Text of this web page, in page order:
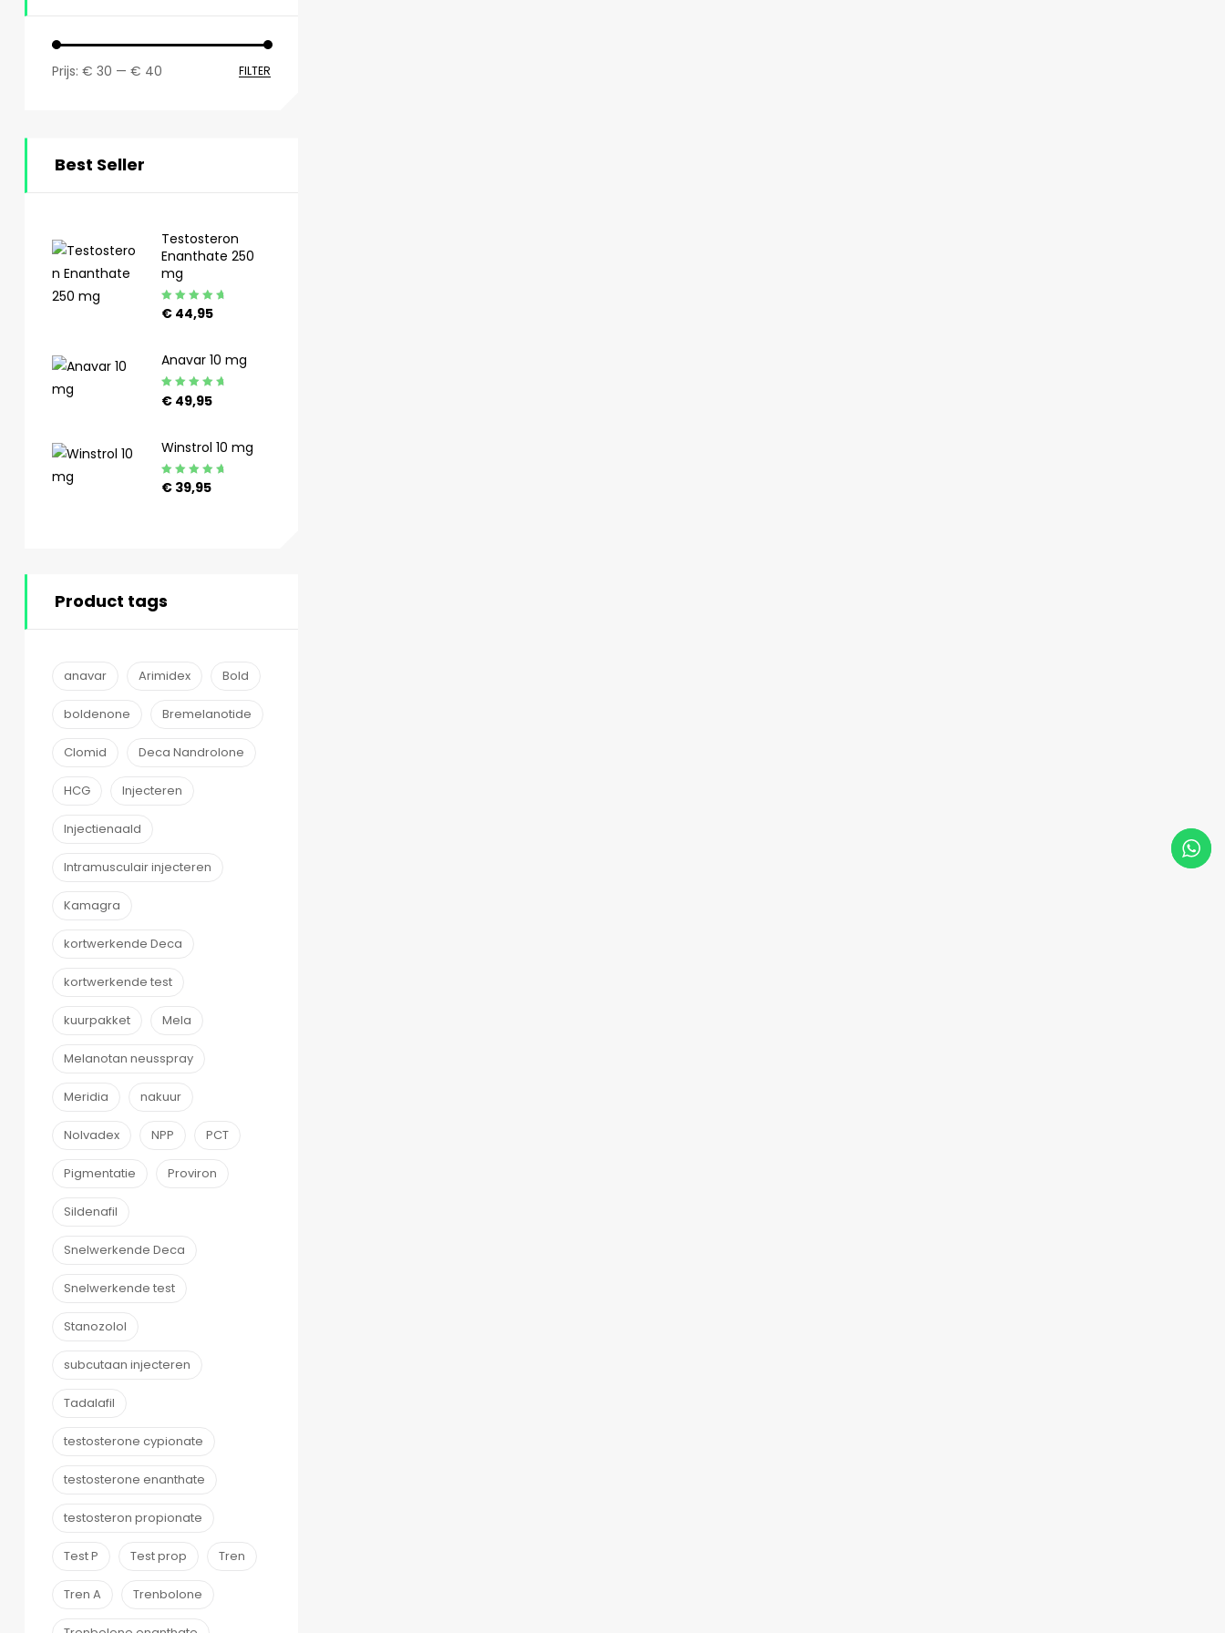
FILTER
Prijs: € 30 — € 40
Best Seller
Testosteron
Enanthate 250
mg
Gewaardeerd
€ 44,95
Anavar 10 mg
Gewaardeerd
€ 49,95
Winstrol 10 mg
Gewaardeerd
€ 39,95
Product tags
anavar Arimidex Bold
boldenone Bremelanotide
Clomid Deca Nandrolone
HCG Injecteren
Injectienaald
Intramusculair injecteren
Kamagra
kortwerkende Deca
kortwerkende test
kuurpakket Mela
Melanotan neusspray
Meridia nakuur
Nolvadex NPP PCT
Pigmentatie Proviron
Sildenafil
Snelwerkende Deca
Snelwerkende test
Stanozolol
subcutaan injecteren
Tadalafil
testosterone cypionate
testosterone enanthate
testosteron propionate
Test P Test prop Tren
Tren A Trenbolone